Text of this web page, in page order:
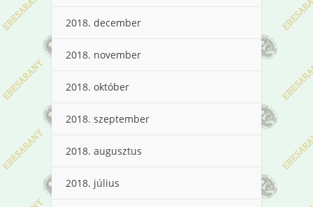
2018. december
2018. november
2018. október
2018. szeptember
2018. augusztus
2018. július